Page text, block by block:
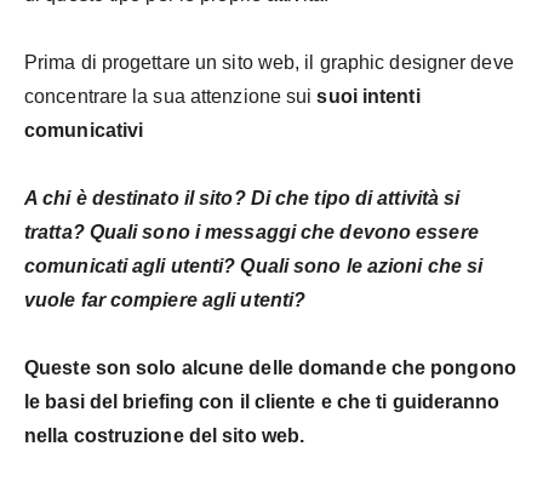
Prima di progettare un sito web, il graphic designer deve
concentrare la sua attenzione suisuoi intenti
comunicativi
A chi è destinato il sito? Di che tipo di attività si
tratta? Quali sono i messaggi che devono essere
comunicati agli utenti? Quali sono le azioni che si
vuole far compiere agli utenti?
Queste son solo alcune delle domande che pongono
le basi del
briefing con il cliente e che ti guideranno
nella costruzione del sito web.